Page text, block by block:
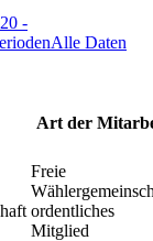
-
Alle Daten
Art der
Freie
ordentliches
Mitglied